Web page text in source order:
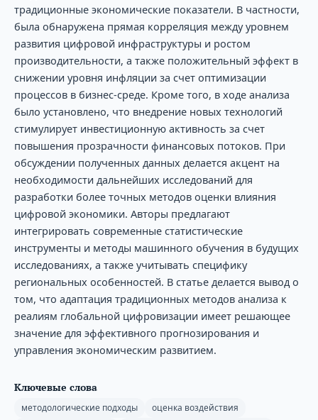
традиционные экономические показатели. В частности,
была обнаружена прямая корреляция между уровнем
развития цифровой инфраструктуры и ростом
производительности, а также положительный эффект в
снижении уровня инфляции за счет оптимизации
процессов в бизнес-среде. Кроме того, в ходе анализа
было установлено, что внедрение новых технологий
стимулирует инвестиционную активность за счет
повышения прозрачности финансовых потоков. При
обсуждении полученных данных делается акцент на
необходимости дальнейших исследований для
разработки более точных методов оценки влияния
цифровой экономики. Авторы предлагают
интегрировать современные статистические
инструменты и методы машинного обучения в будущих
исследованиях, а также учитывать специфику
региональных особенностей. В статье делается вывод о
том, что адаптация традиционных методов анализа к
реалиям глобальной цифровизации имеет решающее
значение для эффективного прогнозирования и
управления экономическим развитием.
Ключевые слова
методологические подходы
оценка воздействия